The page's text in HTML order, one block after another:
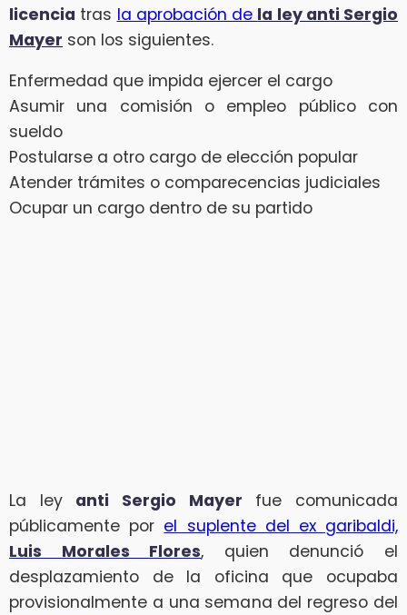
licencia tras la aprobación de la ley anti Sergio
Mayer son los siguientes.
Enfermedad que impida ejercer el cargo
Asumir una comisión o empleo público con
sueldo
Postularse a otro cargo de elección popular
Atender trámites o comparecencias judiciales
Ocupar un cargo dentro de su partido
La ley anti Sergio Mayer fue comunicada
públicamente por el suplente del ex garibaldi,
Luis Morales Flores, quien denunció el
desplazamiento de la oficina que ocupaba
provisionalmente a una semana del regreso del